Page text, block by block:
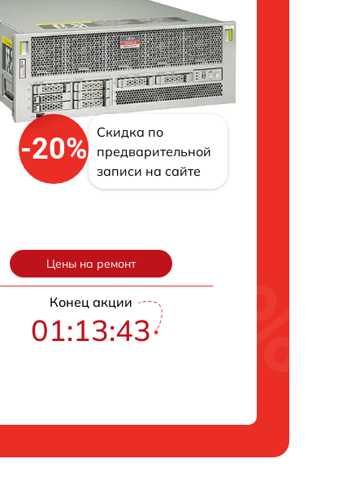
-20%
Скидка по
предварительной
записи на сайте
Цены на ремонт
Конец акции
01:13:42